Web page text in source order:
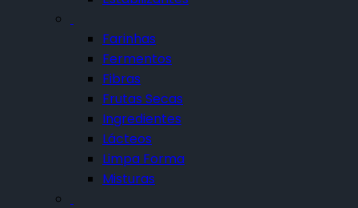
Farinhas
Fermentos
Fibras
Frutas Secas
Ingredientes
Lácteos
Limpa Forma
Misturas